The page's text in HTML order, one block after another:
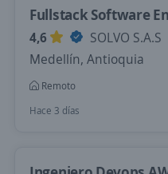
Fullstack Software
4,6
SOLVO S.A.S
Medellín, Antioquia
Remoto
Hace 3 días